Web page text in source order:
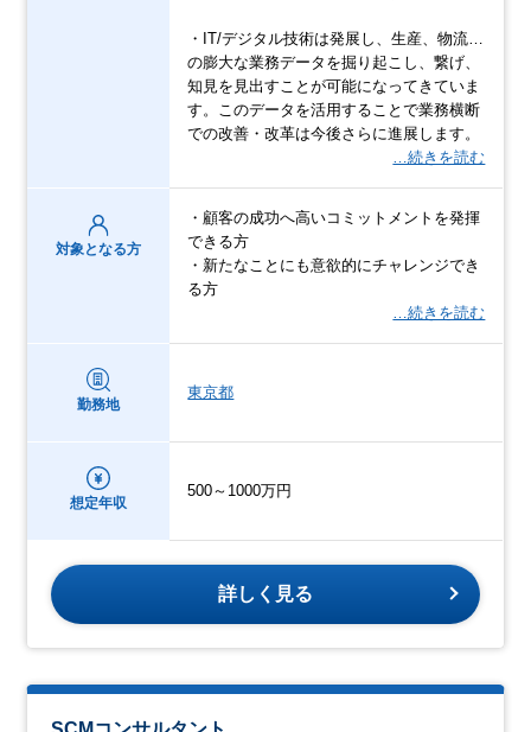
・IT/デジタル技術は発展し、生産、物流…
の膨大な業務データを掘り起こし、繋げ、
知見を見出すことが可能になってきていま
す。このデータを活用することで業務横断
での改善・改革は今後さらに進展します。
…続きを読む
対象となる方
・顧客の成功へ高いコミットメントを発揮
できる方
・新たなことにも意欲的にチャレンジでき
る方
…続きを読む
勤務地
東京都
想定年収
500～1000万円
詳しく見る